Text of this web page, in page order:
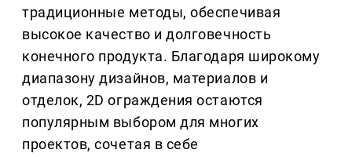
традиционные методы, обеспечивая
высокое качество и долговечность
конечного продукта. Благодаря широкому
диапазону дизайнов, материалов и
отделок, 2D ограждения остаются
популярным выбором для многих
проектов, сочетая в себе